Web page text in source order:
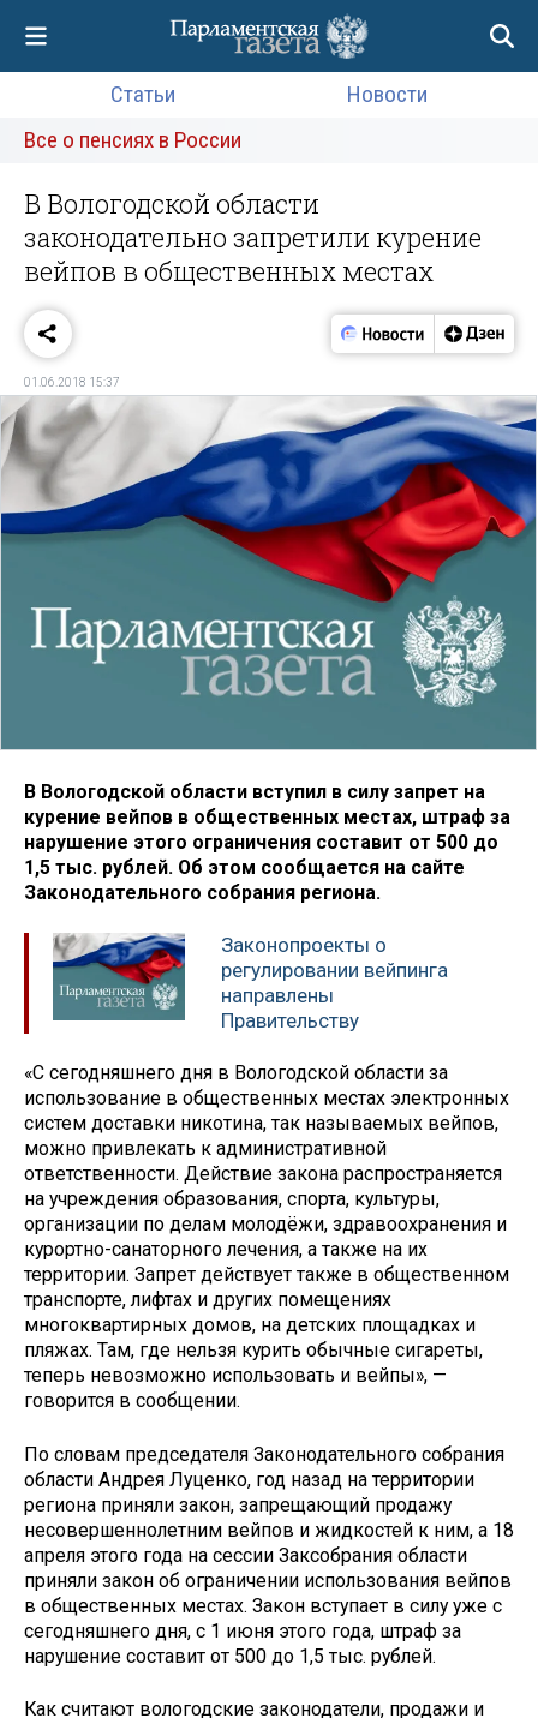
Статьи
Новости
Все о пенсиях в России
В Вологодской области
законодательно запретили курение
вейпов в общественных местах
01.06.2018 15:37
В Вологодской области вступил в силу запрет на
курение вейпов в общественных местах, штраф за
нарушение этого ограничения составит от 500 до
1,5 тыс. рублей. Об этом сообщается на сайте
Законодательного собрания региона.
Законопроекты о
регулировании вейпинга
направлены
Правительству
«С сегодняшнего дня в Вологодской области за
использование в общественных местах электронных
систем доставки никотина, так называемых вейпов,
можно привлекать к административной
ответственности. Действие закона распространяется
на учреждения образования, спорта, культуры,
организации по делам молодёжи, здравоохранения и
курортно-санаторного лечения, а также на их
территории. Запрет действует также в общественном
транспорте, лифтах и других помещениях
многоквартирных домов, на детских площадках и
пляжах. Там, где нельзя курить обычные сигареты,
теперь невозможно использовать и вейпы», —
говорится в сообщении.
По словам председателя Законодательного собрания
области Андрея Луценко, год назад на территории
региона приняли закон, запрещающий продажу
несовершеннолетним вейпов и жидкостей к ним, а 18
апреля этого года на сессии Заксобрания области
приняли закон об ограничении использования вейпов
в общественных местах. Закон вступает в силу уже с
сегодняшнего дня, с 1 июня этого года, штраф за
нарушение составит от 500 до 1,5 тыс. рублей.
Как считают вологодские законодатели, продажи и